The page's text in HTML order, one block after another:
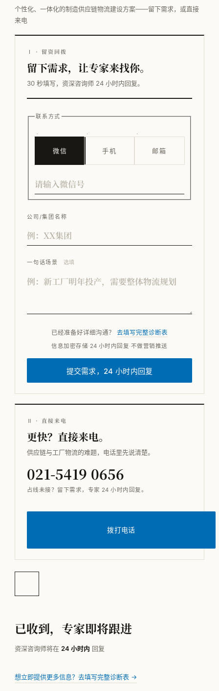
个性化、一体化的制造供应链物流建设方案——留下需求，或直接
来电
Ⅰ · 留资回拨
留下需求，让专家来找你。
30 秒填写，资深咨询师 24 小时内回复。
联系方式
微信 手机 邮箱
公司/集团名称
一句话场景 选填
已经准备好详细沟通？ 去填写完整诊断表
信息加密存储· 24 小时内回复·不做营销推送
提交需求，24 小时内回复
Ⅱ · 直接来电
更快？直接来电。
供应链与工厂物流的难题，电话里先说清楚。
021-5419 0656
占线未接？留下需求，专家 24 小时内回复。
拨打电话
已收到，专家即将跟进
资深咨询师将在 24 小时内 回复
想立即提供更多信息？去填写完整诊断表 →